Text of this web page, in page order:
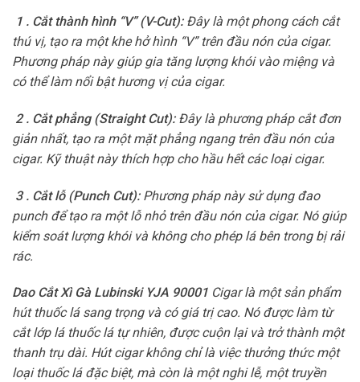
1 . Cắt thành hình “V” (V-Cut):Đây là một phong cách cắt
thú vị, tạo ra một khe hở hình “V” trên đầu nón của cigar.
Phương pháp này giúp gia tăng lượng khói vào miệng và
có thể làm nổi bật hương vị của cigar.
2 . Cắt phẳng (Straight Cut):Đây là phương pháp cắt đơn
giản nhất, tạo ra một mặt phẳng ngang trên đầu nón của
cigar. Kỹ thuật này thích hợp cho hầu hết các loại cigar.
3 . Cắt lỗ (Punch Cut):Phương pháp này sử dụng đao
punch để tạo ra một lỗ nhỏ trên đầu nón của cigar. Nó giúp
kiểm soát lượng khói và không cho phép lá bên trong bị rải
rác.
Dao Cắt Xì Gà Lubinski YJA 90001 Cigar là một sản phẩm
hút thuốc lá sang trọng và có giá trị cao. Nó được làm từ
cắt lớp lá thuốc lá tự nhiên, được cuộn lại và trở thành một
thanh trụ dài. Hút cigar không chỉ là việc thưởng thức một
loại thuốc lá đặc biệt, mà còn là một nghi lễ, một truyền